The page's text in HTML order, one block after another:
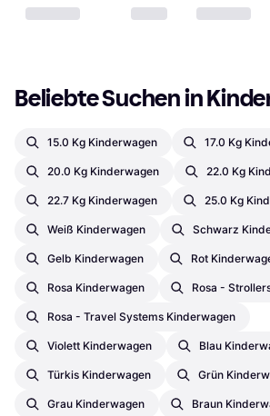
Beliebte Suchen in
15.0 Kg Kinderwagen 17.0 Kg
20.0 Kg Kinderwagen 22.0 Kg
22.7 Kg Kinderwagen 25.0 Kg
Weiß Kinderwagen Schwarz
Gelb Kinderwagen Rot
Rosa Kinderwagen Rosa -
Rosa - Travel Systems Kinderwagen
Violett Kinderwagen Blau
Türkis Kinderwagen Grün
Grau Kinderwagen Braun